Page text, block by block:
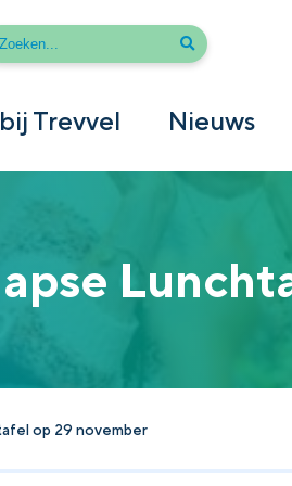
Trevvel Nieuws
op 29 november